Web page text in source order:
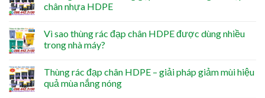
chân nhựa HDPE
Vì sao thùng rác đạp chân HDPE được dùng nhiều
trong nhà máy?
Thùng rác đạp chân HDPE – giải pháp giảm mùi hiệu
quả mùa nắng nóng